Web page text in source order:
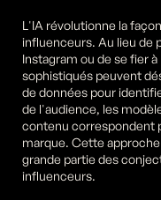
L'IA révolutionne la
influenceurs. Au lieu de
Instagram ou de se fier
sophistiqués peuvent
de données pour
de l'audience, les
contenu correspondent
marque. Cette
grande partie des
influenceurs.